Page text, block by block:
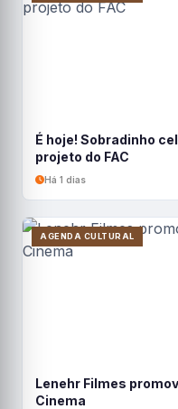
É hoje! Sobradinho
projeto do FAC
Há 1 dias
AGENDA CULTURAL
Lenehr Filmes
Cinema